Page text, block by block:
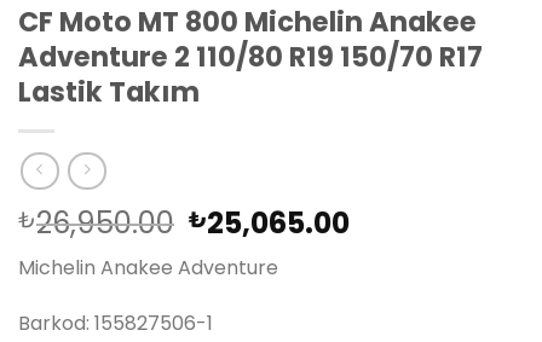
CF Moto MT 800 Michelin Anakee
Adventure 2 110/80 R19 150/70 R17
Lastik Takım
₺26,950.00 Orijinal
fiyat:
₺26,950.00.
₺25,065.00Şu
Michelin Anakee Adventure
Barkod: 155827506-1